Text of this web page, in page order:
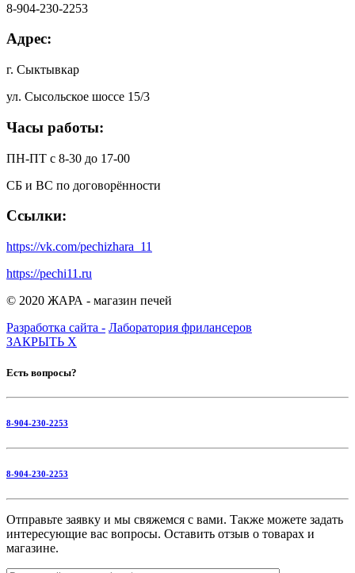
8-904-230-2253
Адрес:
г. Сыктывкар
ул. Сысольское шоссе 15/3
Часы работы:
ПН-ПТ с 8-30 до 17-00
СБ и ВС по договорённости
Ссылки:
https://vk.com/pechizhara_11
https://pechi11.ru
© 2020 ЖАРА - магазин печей
Разработка сайта - Лаборатория фрилансеров
ЗАКРЫТЬ X
Есть вопросы?
8-904-230-2253
8-904-230-2253
Отправьте заявку и мы свяжемся с вами. Также можете задать
интересующие вас вопросы. Оставить отзыв о товарах и
магазине.